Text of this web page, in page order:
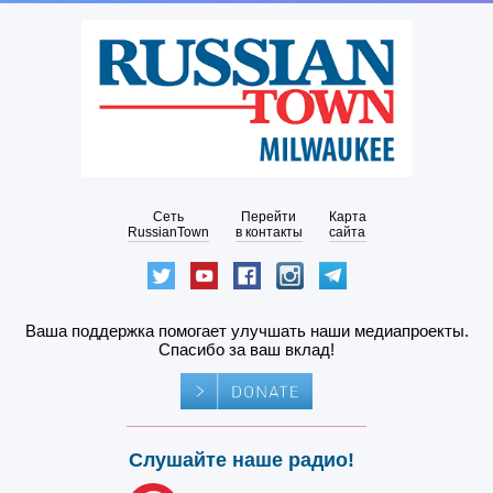
Сеть
RussianTown
Перейти
в контакты
Карта
сайта
Ваша поддержка помогает улучшать наши медиапроекты.
Спасибо за ваш вклад!
Слушайте наше радио!